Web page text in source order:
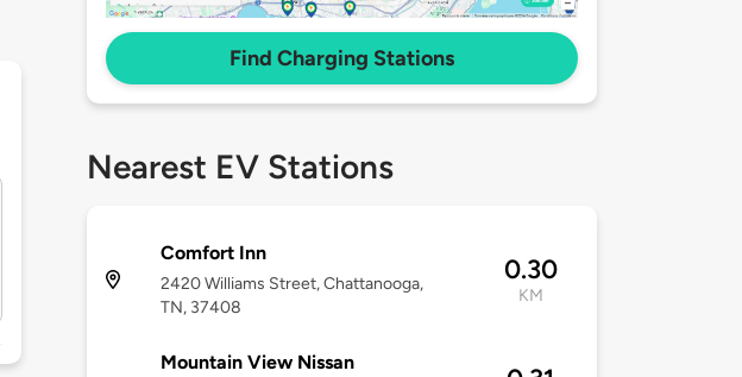
Find Charging Stations
Nearest EV Stations
Comfort Inn
2420 Williams Street, Chattanooga,
TN, 37408
0.30
KM
Mountain View Nissan